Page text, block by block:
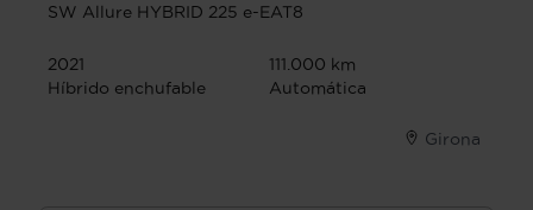
SW Allure HYBRID 225 e-EAT8
2021
111.000 km
Híbrido enchufable
Automática
Girona